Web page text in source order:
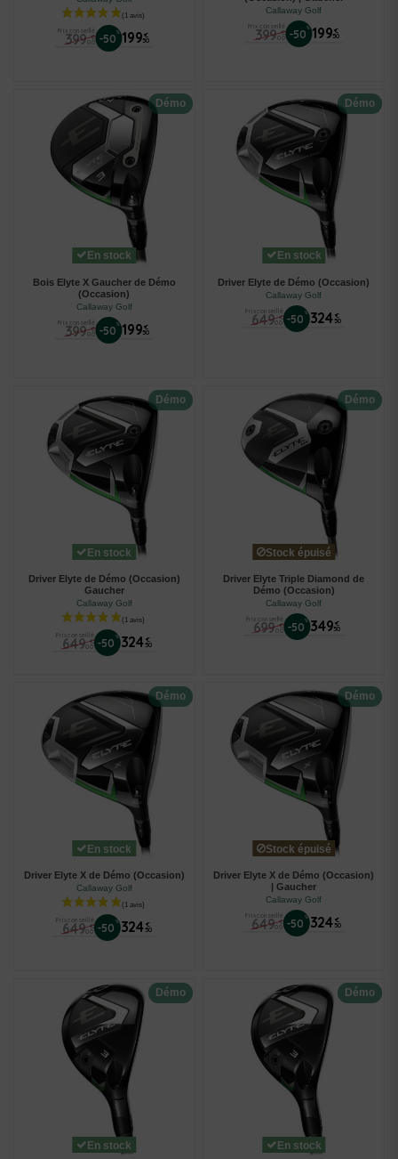
Prix conseillé
399 €
00 -50% 199 €
50
Callaway Golf
Prix conseillé
399 €
00 -50 % 199 €
50
Démo
En stock
Bois Elyte X Gaucher de Démo
(Occasion)
Callaway Golf
Prix conseillé
399 €
00 -50% 199 €
50
Démo
En stock
Driver Elyte de Démo (Occasion)
Callaway Golf
Prix conseillé
649 €
00 -50 % 324 €
50
Démo
En stock
Driver Elyte de Démo (Occasion)
Gaucher
Callaway Golf
Prix conseillé
649 €
00 -50 % 324 €
50
Démo
Stock épuisé
Driver Elyte Triple Diamond de
Démo (Occasion)
Callaway Golf
Prix conseillé
699 €
00 -50% 349 €
50
Démo
En stock
Driver Elyte X de Démo (Occasion)
Callaway Golf
Prix conseillé
649 €
00 -50 % 324 €
50
Démo
Stock épuisé
Driver Elyte X de Démo (Occasion)
| Gaucher
Callaway Golf
Prix conseillé
649 €
00 -50 % 324 €
50
Démo
En stock
Démo
En stock